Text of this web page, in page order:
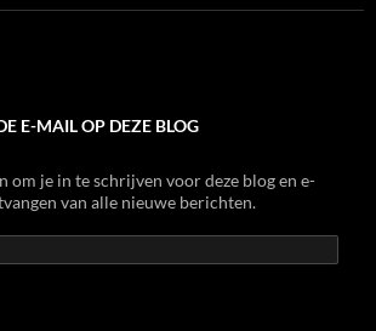
E-MAIL OP DEZE BLOG
om je in te schrijven voor deze blog en e-
van alle nieuwe berichten.